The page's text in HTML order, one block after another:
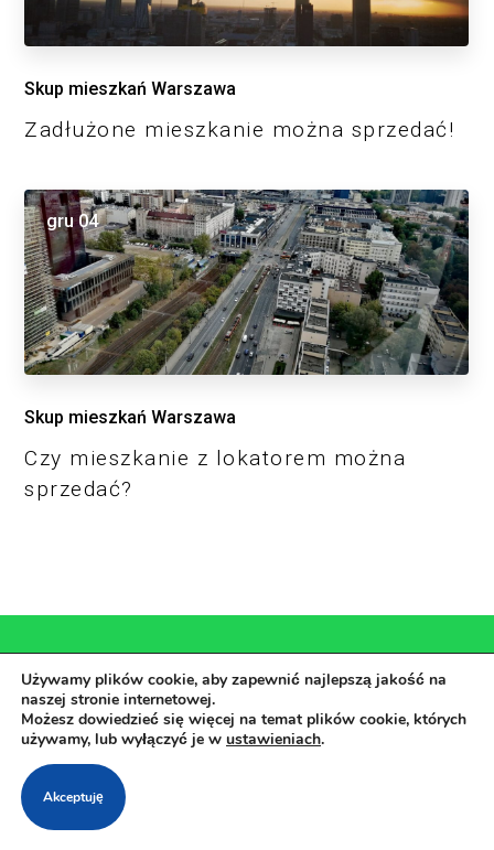
Skup mieszkań Warszawa
Zadłużone mieszkanie można sprzedać!
gru 04
Skup mieszkań Warszawa
Czy mieszkanie z lokatorem można
sprzedać?
Pomagamy, wyceniamy,
Używamy plików cookie, aby zapewnić najlepszą jakość na
naszej stronie internetowej.
Możesz dowiedzieć się więcej na temat plików cookie, których
używamy, lub wyłączyć je w ustawieniach.
Akceptuję